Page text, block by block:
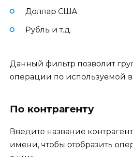
Доллар США
Рубль и т.д.
Данный фильтр позволит
операции по используемой
По контрагенту
Введите название
имени, чтобы отобразить